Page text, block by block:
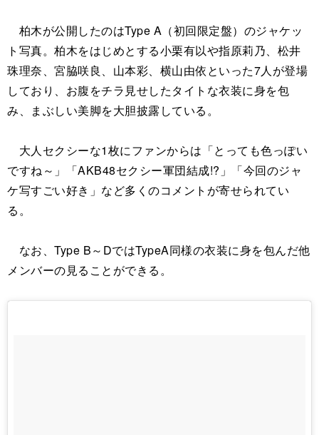
柏木が公開したのはType A（初回限定盤）のジャケッ
ト写真。柏木をはじめとする小栗有以や指原莉乃、松井
珠理奈、宮脇咲良、山本彩、横山由依といった7人が登場
しており、お腹をチラ見せしたタイトな衣装に身を包
み、まぶしい美脚を大胆披露している。
大人セクシーな1枚にファンからは「とっても色っぽい
ですね～」「AKB48セクシー軍団結成!?」「今回のジャ
ケ写すごい好き」など多くのコメントが寄せられてい
る。
なお、Type B～DではTypeA同様の衣装に身を包んだ他
メンバーの見ることができる。